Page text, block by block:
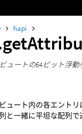
hapi
ュートの64ビット浮動
ュート内の各エント
と一緒に平坦な配列で